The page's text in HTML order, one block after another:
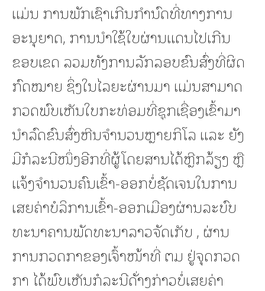
ແມ່ນ ການພັກເຊົາເກີນກໍານົດທີ່ທາງການ
ອະນຸຍາດ, ການນໍາໃຊ້ໃບຜ່ານແດນໄປເກີນ
ຂອບເຂດ ລວມທັງການລັກລອບຂົນສົ່ງທີ່ຜິດ
ກົດໝາຍ ຊຶ່ງໃນໄລຍະຜ່ານມາ ແມ່ນສາມາດ
ກວດພົບເຫັນໃບກະທ່ອມທີ່ຊຸກເຊື່ອງເຂົ້າມາ
ນໍາລົດຂົນສົ່ງຫີນຈໍານວນຫຼາຍກິໂລ ແລະ ຍັງ
ມີກໍລະນີໜຶ່ງອີກທີ່ຜູ້ໂດຍສານໄດ້ຫຼີກລ້ຽງ ຫຼື
ແຈ້ງຈໍານວນຄົນເຂົ້າ-ອອກບໍ່ຊັດເຈນໃນການ
ເສຍຄ່າບໍລິການເຂົ້າ-ອອກເມືອງຜ່ານລະບົບ
ທະນາຄານພັດທະນາລາວຈັດເກັບ , ຜ່ານ
ການກວດກາຂອງເຈົ້າໜ້າທີ່ ຕມ ຢູ່ຈຸດກວດ
ກາ ໄດ້ພົບເຫັນກໍລະນີດັ່າງກ່າວບໍ່ເສຍຄ່າ